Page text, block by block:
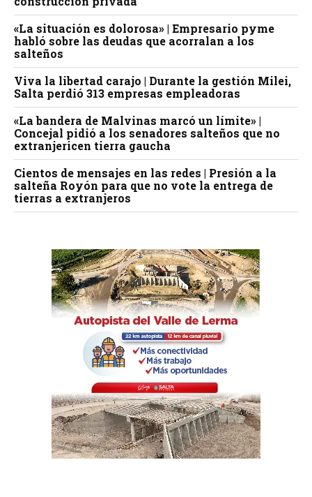
«La situación es dolorosa» | Empresario pyme
habló sobre las deudas que acorralan a los
salteños
Viva la libertad carajo | Durante la gestión Milei,
Salta perdió 313 empresas empleadoras
«La bandera de Malvinas marcó un límite» |
Concejal pidió a los senadores salteños que no
extranjericen tierra gaucha
Cientos de mensajes en las redes | Presión a la
salteña Royón para que no vote la entrega de
tierras a extranjeros